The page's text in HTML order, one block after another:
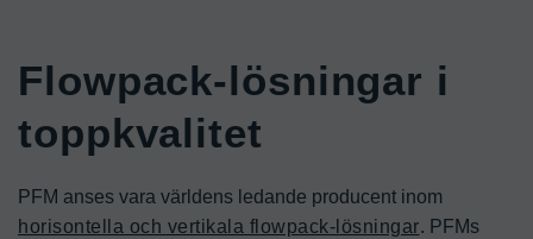
Flowpack-lösningar i
toppkvalitet
PFM anses vara världens ledande producent inom
horisontella och vertikala flowpack-lösningar. PFMs